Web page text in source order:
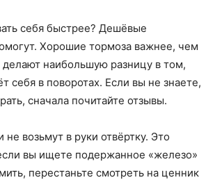
себя быстрее? Дешёвые
Хорошие тормоза важнее, чем
наибольшую разницу в том,
себя в поворотах. Если вы не знаете,
сначала почитайте отзывы.
возьмут в руки отвёртку. Это
вы ищете подержанное «железо»
перестаньте смотреть на ценник